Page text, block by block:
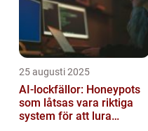
25 augusti 2025
AI-lockfällor: Honeypots
som låtsas vara riktiga
system för att lura